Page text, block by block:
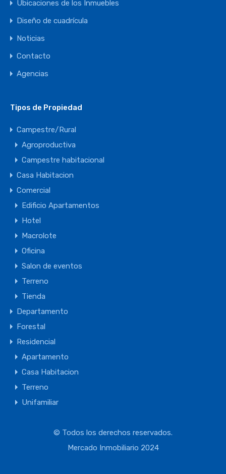
Ubicaciones de los Inmuebles
Diseño de cuadrícula
Noticias
Contacto
Agencias
Tipos de Propiedad
Campestre/Rural
Agroproductiva
Campestre habitacional
Casa Habitacion
Comercial
Edificio Apartamentos
Hotel
Macrolote
Oficina
Salon de eventos
Terreno
Tienda
Departamento
Forestal
Residencial
Apartamento
Casa Habitacion
Terreno
Unifamiliar
© Todos los derechos reservados.
Mercado Inmobiliario 2024